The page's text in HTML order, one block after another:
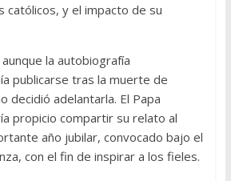
católicos, y el impacto de su
la autobiografía
publicarse tras la muerte de
decidió adelantarla. El Papa
propicio compartir su relato al
año jubilar, convocado bajo el
con el fin de inspirar a los fieles.